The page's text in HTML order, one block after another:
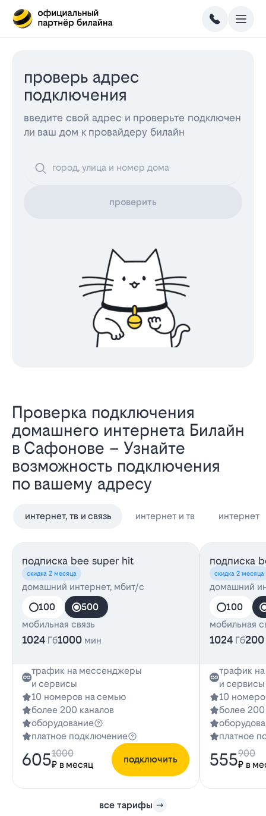
проверь адрес
подключения
введите свой адрес и проверьте подключен
ли ваш дом к провайдеру билайн
проверить
Проверка подключения
домашнего интернета Билайн
в Сафонове – Узнайте
возможность подключения
по вашему адресу
интернет, тв и связь интернет и тв интернет
подписка bee super hit
скидка 2 месяца
домашний интернет, мбит/с
100
500
мобильная связь
1024 Гб1000 мин
трафик на мессенджеры
и сервисы
10 номеров на семью
более 200 каналов
оборудование
платное подключение
605₽ в месяц
1000
подключить
подписка
скидка 2 месяца
домашний
100
мобильная
1024 Гб200
трафик
и сервисы
10
более 200
платное
555₽ в
900
все тарифы